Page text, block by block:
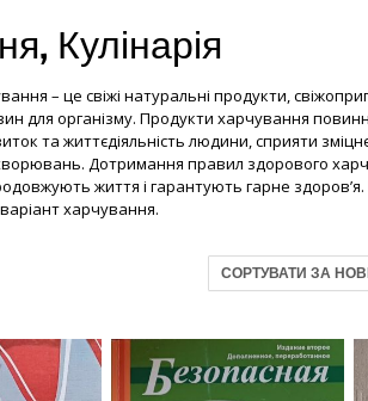
Кулінарія
– це свіжі натуральні продукти,
для організму. Продукти харчування
та життєдіяльність людини, сприяти
Дотримання правил здорового
життя і гарантують гарне
харчування.